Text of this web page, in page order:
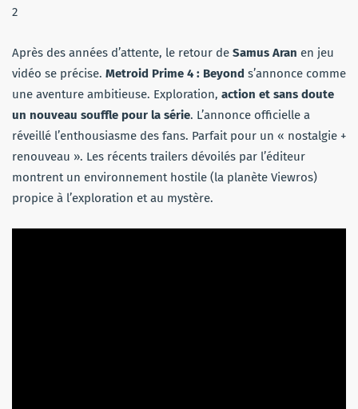
2
Après des années d’attente, le retour de Samus Aran en jeu
vidéo se précise. Metroid Prime 4 : Beyond s’annonce comme
une aventure ambitieuse. Exploration, action et sans doute
un nouveau souffle pour la série. L’annonce officielle a
réveillé l’enthousiasme des fans. Parfait pour un « nostalgie +
renouveau ». Les récents trailers dévoilés par l’éditeur
montrent un environnement hostile (la planète Viewros)
propice à l’exploration et au mystère.